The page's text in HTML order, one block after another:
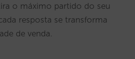
o máximo partido do seu
resposta se transforma
de venda.